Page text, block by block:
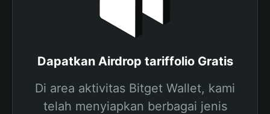
Dapatkan Airdrop tariffolio Gratis
Di area aktivitas Bitget Wallet, kami
telah menyiapkan berbagai jenis